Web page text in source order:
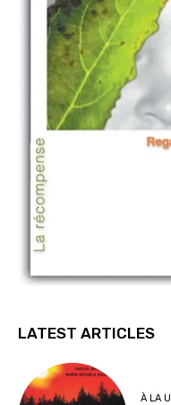
LATEST ARTICLES
À LA